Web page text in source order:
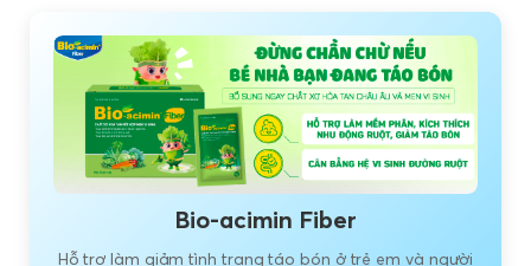
Bio-acimin Fiber
Hỗ trợ làm giảm tình trạng táo bón ở trẻ em và người